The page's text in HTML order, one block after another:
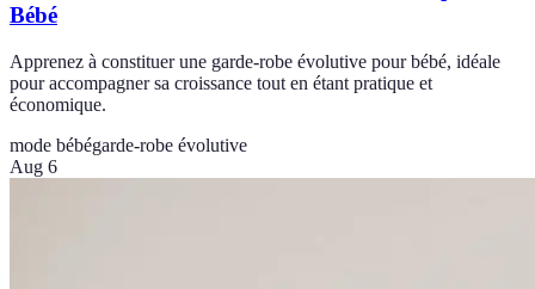
Bébé
Apprenez à constituer une garde-robe évolutive pour bébé, idéale
pour accompagner sa croissance tout en étant pratique et
économique.
mode bébégarde-robe évolutive
Aug 6